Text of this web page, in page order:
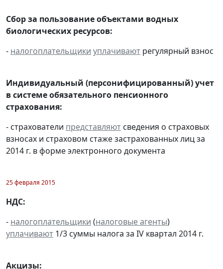
Сбор за пользование объектами водных
биологических ресурсов:
- налогоплательщики уплачивают регулярный взнос
Индивидуальный (персонифицированный) учет
в системе обязательного пенсионного
страхования:
- страхователи представляют сведения о страховых
взносах и страховом стаже застрахованных лиц за
2014 г. в форме электронного документа
25 февраля 2015
НДС:
- налогоплательщики (налоговые агенты)
уплачивают 1/3 суммы налога за IV квартал 2014 г.
Акцизы: